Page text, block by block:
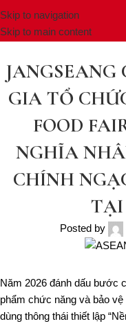
Skip to navigation
Skip to main content
GIA TỔ
FOOD
NGHĨA
CHÍNH
TẠI
Posted by
Năm 2026 đánh dấu bước
phẩm chức năng và bảo
dùng thông thái thiết lập